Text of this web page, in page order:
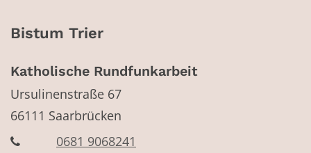
Bistum Trier
Katholische Rundfunkarbeit
Ursulinenstraße 67
66111 Saarbrücken
0681 9068241